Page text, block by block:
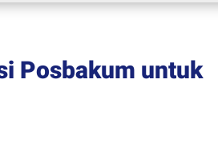
Posbakum untuk